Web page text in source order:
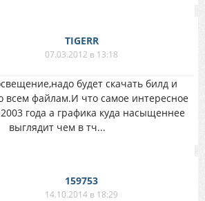
TIGERR
07.03.2012 в 13:18
будет скачать билд и
всем файлам.И что самое интересное
года а графика куда насыщеннее
выглядит чем в тч...
159753
14.10.2014 в 18:29